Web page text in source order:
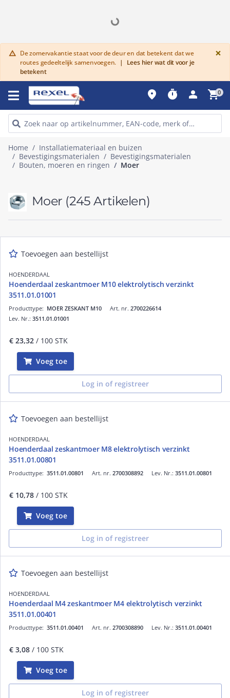
warning De zomervakantie staat voor de deur en dat betekent dat we
routes gedeeltelijk samenvoegen. |
Lees hier wat dit voor je
betekent
×
place timer person shopping_cart0
Home
Installatiemateriaal en buizen
Bevestigingsmaterialen
Bevestigingsmaterialen
Bouten, moeren en ringen
Moer
Moer (245 Artikelen)
Toevoegen aan bestellijst
HOENDERDAAL
Hoenderdaal zeskantmoer M10 elektrolytisch verzinkt
3511.01.01001
Art. nr. 2700226614
Producttype: MOER ZESKANT M10
Lev. Nr.: 3511.01.01001
€ 23,32 / 100 STK
Voeg toe
Log in of registreer
Toevoegen aan bestellijst
HOENDERDAAL
Hoenderdaal zeskantmoer M8 elektrolytisch verzinkt
3511.01.00801
Art. nr. 2700308892
Producttype: 3511.01.00801 Lev. Nr.: 3511.01.00801
€ 10,78 / 100 STK
Voeg toe
Log in of registreer
Toevoegen aan bestellijst
HOENDERDAAL
Hoenderdaal M4 zeskantmoer M4 elektrolytisch verzinkt
3511.01.00401
Art. nr. 2700308890
Producttype: 3511.01.00401 Lev. Nr.: 3511.01.00401
€ 3,08 / 100 STK
Voeg toe
Log in of registreer